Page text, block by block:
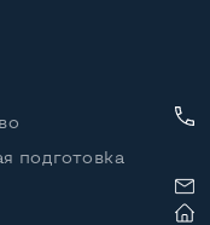
подготовка